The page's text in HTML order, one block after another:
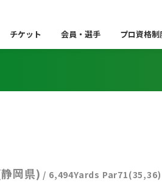
チケット 会員・選手 プロ資格制
岡県) / 6,494Yards Par71(35,36)